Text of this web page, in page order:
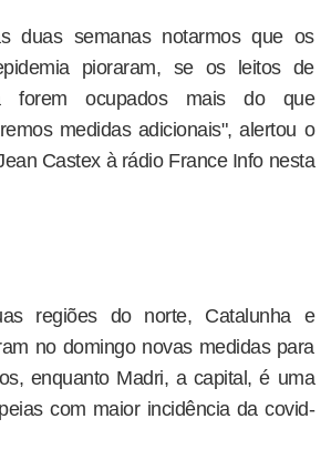
duas semanas notarmos que os
pioraram, se os leitos de
forem ocupados mais do que
medidas adicionais", alertou o
Castex à rádio France Info nesta
regiões do norte, Catalunha e
no domingo novas medidas para
enquanto Madri, a capital, é uma
com maior incidência da covid-